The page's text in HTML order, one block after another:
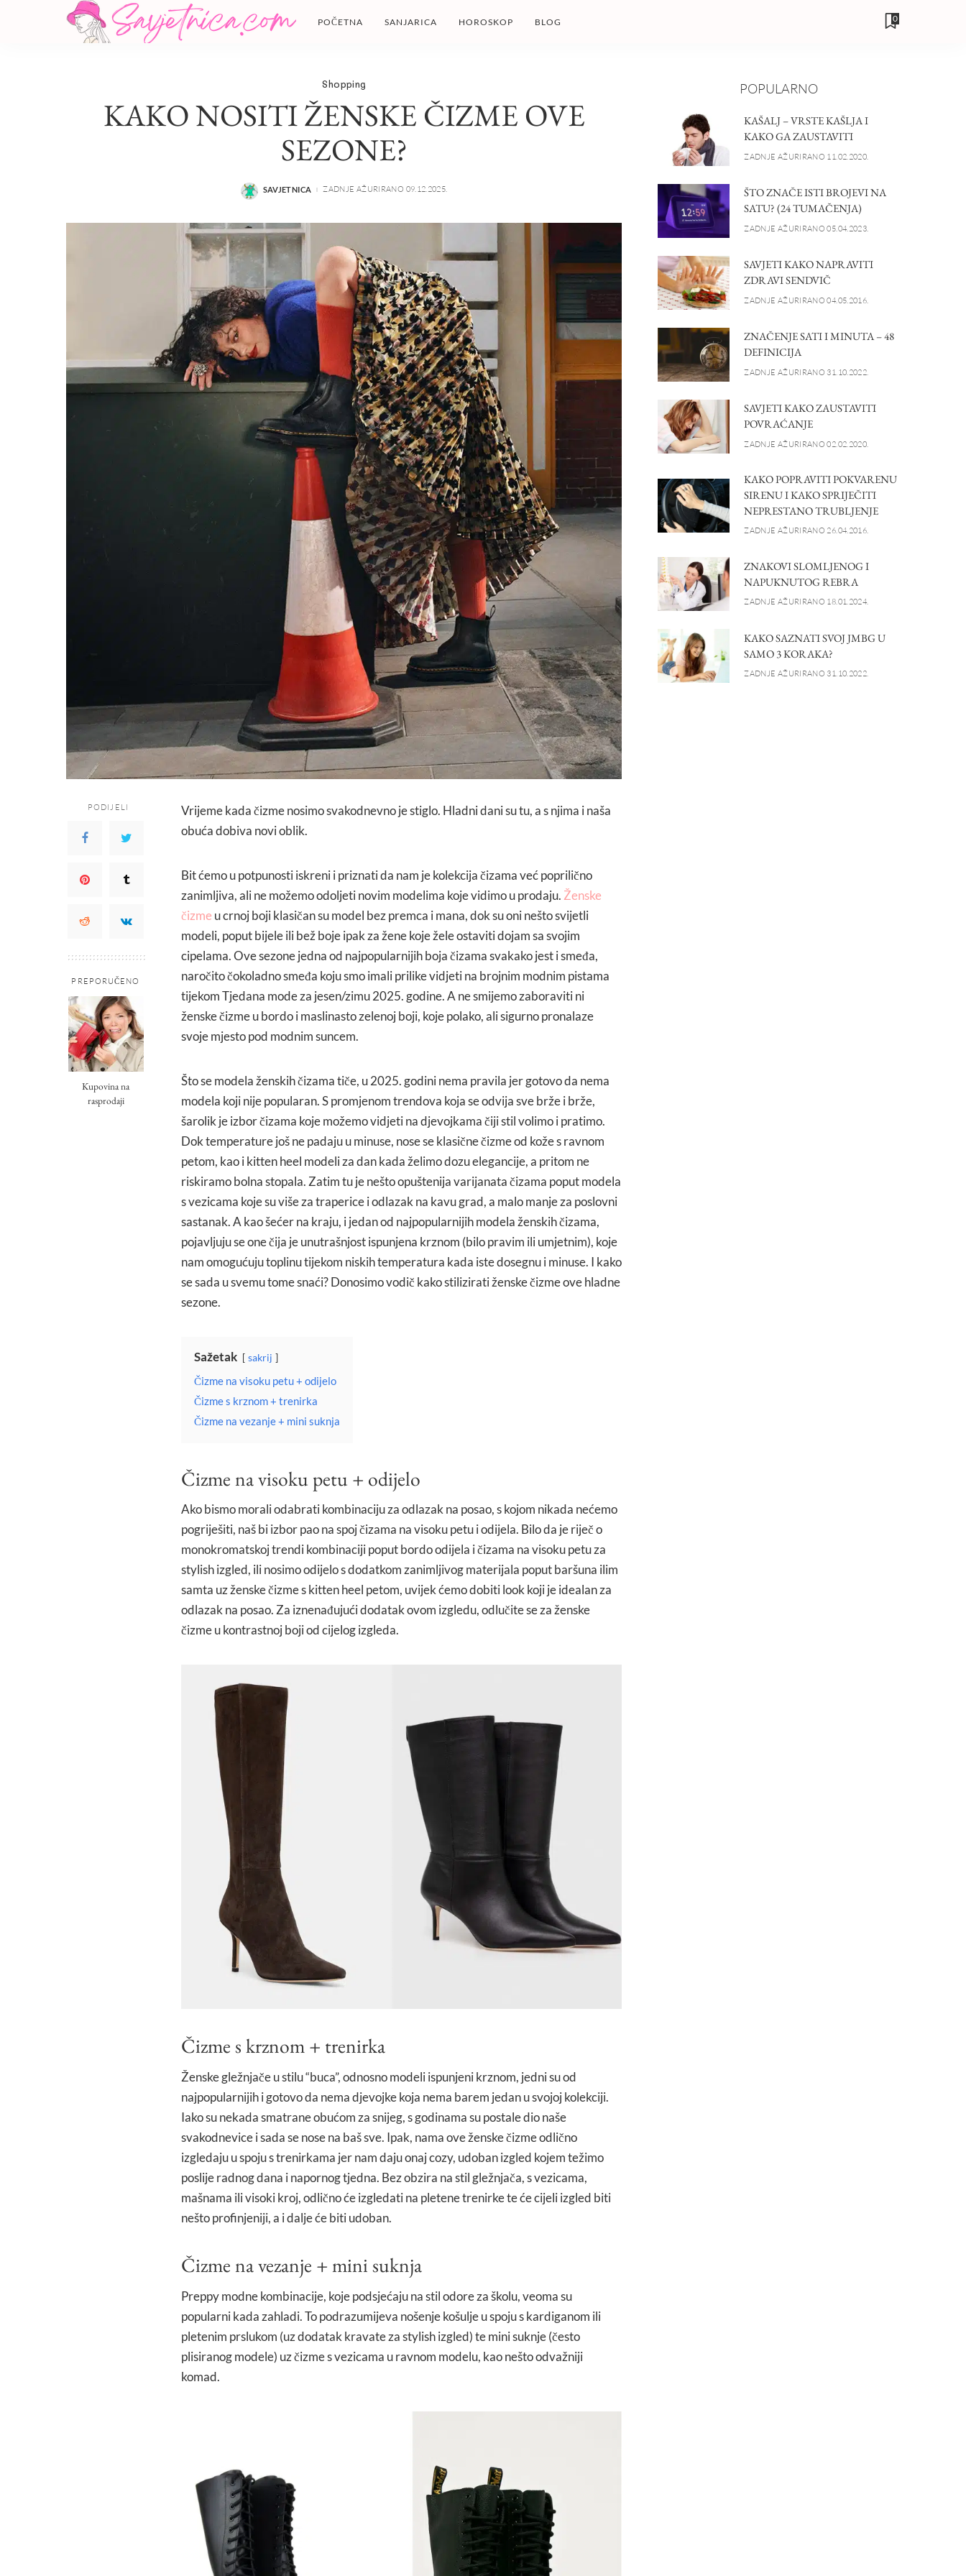
POČETNA SANJARICA HOROSKOP BLOG 0
Shopping
KAKO NOSITI ŽENSKE ČIZME OVE
SEZONE?
POSTED
SAVJETNICA ZADNJE AŽURIRANO 09.12.2025.
PODIJELI
PREPORUČENO
Kupovina na
rasprodaji
Vrijeme kada čizme nosimo svakodnevno je stiglo. Hladni dani su tu, a s njima i naša
obuća dobiva novi oblik.
Bit ćemo u potpunosti iskreni i priznati da nam je kolekcija čizama već poprilično
zanimljiva, ali ne možemo odoljeti novim modelima koje vidimo u prodaju. Ženske
čizme u crnoj boji klasičan su model bez premca i mana, dok su oni nešto svijetli
modeli, poput bijele ili bež boje ipak za žene koje žele ostaviti dojam sa svojim
cipelama. Ove sezone jedna od najpopularnijih boja čizama svakako jest i smeđa,
naročito čokoladno smeđa koju smo imali prilike vidjeti na brojnim modnim pistama
tijekom Tjedana mode za jesen/zimu 2025. godine. A ne smijemo zaboraviti ni
ženske čizme u bordo i maslinasto zelenoj boji, koje polako, ali sigurno pronalaze
svoje mjesto pod modnim suncem.
Što se modela ženskih čizama tiče, u 2025. godini nema pravila jer gotovo da nema
modela koji nije popularan. S promjenom trendova koja se odvija sve brže i brže,
šarolik je izbor čizama koje možemo vidjeti na djevojkama čiji stil volimo i pratimo.
Dok temperature još ne padaju u minuse, nose se klasične čizme od kože s ravnom
petom, kao i kitten heel modeli za dan kada želimo dozu elegancije, a pritom ne
riskiramo bolna stopala. Zatim tu je nešto opuštenija varijanata čizama poput modela
s vezicama koje su više za traperice i odlazak na kavu grad, a malo manje za poslovni
sastanak. A kao šećer na kraju, i jedan od najpopularnijih modela ženskih čizama,
pojavljuju se one čija je unutrašnjost ispunjena krznom (bilo pravim ili umjetnim), koje
nam omogućuju toplinu tijekom niskih temperatura kada iste dosegnu i minuse. I kako
se sada u svemu tome snaći? Donosimo vodič kako stilizirati ženske čizme ove hladne
sezone.
Sažetak sakrij
Čizme na visoku petu + odijelo
Čizme s krznom + trenirka
Čizme na vezanje + mini suknja
Čizme na visoku petu + odijelo
Ako bismo morali odabrati kombinaciju za odlazak na posao, s kojom nikada nećemo
pogriješiti, naš bi izbor pao na spoj čizama na visoku petu i odijela. Bilo da je riječ o
monokromatskoj trendi kombinaciji poput bordo odijela i čizama na visoku petu za
stylish izgled, ili nosimo odijelo s dodatkom zanimljivog materijala poput baršuna ilim
samta uz ženske čizme s kitten heel petom, uvijek ćemo dobiti look koji je idealan za
odlazak na posao. Za iznenađujući dodatak ovom izgledu, odlučite se za ženske
čizme u kontrastnoj boji od cijelog izgleda.
Čizme s krznom + trenirka
Ženske gležnjače u stilu “buca”, odnosno modeli ispunjeni krznom, jedni su od
najpopularnijih i gotovo da nema djevojke koja nema barem jedan u svojoj kolekciji.
Iako su nekada smatrane obućom za snijeg, s godinama su postale dio naše
svakodnevice i sada se nose na baš sve. Ipak, nama ove ženske čizme odlično
izgledaju u spoju s trenirkama jer nam daju onaj cozy, udoban izgled kojem težimo
poslije radnog dana i napornog tjedna. Bez obzira na stil gležnjača, s vezicama,
mašnama ili visoki kroj, odlično će izgledati na pletene trenirke te će cijeli izgled biti
nešto profinjeniji, a i dalje će biti udoban.
Čizme na vezanje + mini suknja
Preppy modne kombinacije, koje podsjećaju na stil odore za školu, veoma su
popularni kada zahladi. To podrazumijeva nošenje košulje u spoju s kardiganom ili
pletenim prslukom (uz dodatak kravate za stylish izgled) te mini suknje (često
plisiranog modele) uz čizme s vezicama u ravnom modelu, kao nešto odvažniji
komad.
POPULARNO
KAŠALJ – VRSTE KAŠLJA I
KAKO GA ZAUSTAVITI
ZADNJE AŽURIRANO 11.02.2020.
ŠTO ZNAČE ISTI BROJEVI NA
SATU? (24 TUMAČENJA)
ZADNJE AŽURIRANO 05.04.2023.
SAVJETI KAKO NAPRAVITI
ZDRAVI SENDVIČ
ZADNJE AŽURIRANO 04.05.2016.
ZNAČENJE SATI I MINUTA – 48
DEFINICIJA
ZADNJE AŽURIRANO 31.10.2022.
SAVJETI KAKO ZAUSTAVITI
POVRAĆANJE
ZADNJE AŽURIRANO 02.02.2020.
KAKO POPRAVITI POKVARENU
SIRENU I KAKO SPRIJEČITI
NEPRESTANO TRUBLJENJE
ZADNJE AŽURIRANO 26.04.2016.
ZNAKOVI SLOMLJENOG I
NAPUKNUTOG REBRA
ZADNJE AŽURIRANO 18.01.2024.
KAKO SAZNATI SVOJ JMBG U
SAMO 3 KORAKA?
ZADNJE AŽURIRANO 31.10.2022.